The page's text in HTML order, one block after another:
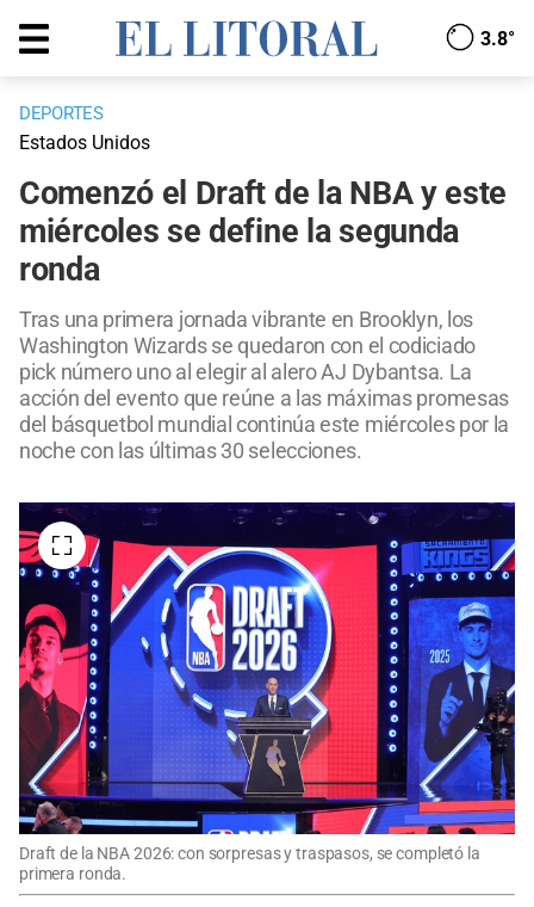
3.8°
DEPORTES
Estados Unidos
Comenzó el Draft de la NBA y este
miércoles se define la segunda
ronda
Tras una primera jornada vibrante en Brooklyn, los
Washington Wizards se quedaron con el codiciado
pick número uno al elegir al alero AJ Dybantsa. La
acción del evento que reúne a las máximas promesas
del básquetbol mundial continúa este miércoles por la
noche con las últimas 30 selecciones.
Draft de la NBA 2026: con sorpresas y traspasos, se completó la
primera ronda.